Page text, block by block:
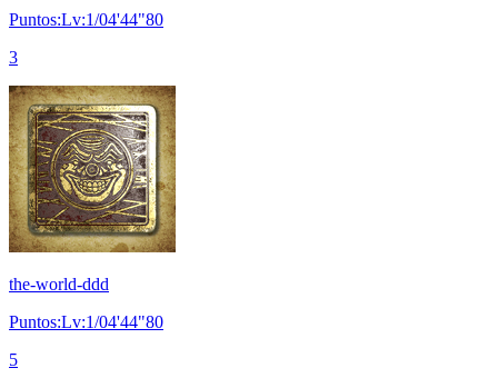
Puntos:Lv:1/04'44"80
3
the-world-ddd
Puntos:Lv:1/04'44"80
5